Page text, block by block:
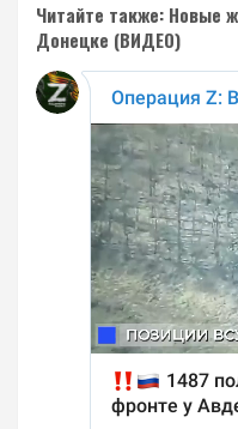
Читайте также: Новые
Донецке (ВИДЕО)